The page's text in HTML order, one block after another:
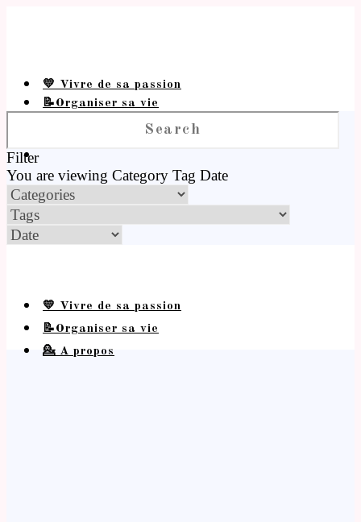
💛 Vivre de sa passion
📝Organiser sa vie
Filter
You are viewing Category Tag Date
💛 Vivre de sa passion
📝Organiser sa vie
💁 A propos